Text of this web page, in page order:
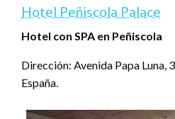
Hotel Peñiscola Palace
Hotel con SPA en Peñiscola
Dirección: Avenida Papa Luna,
España.